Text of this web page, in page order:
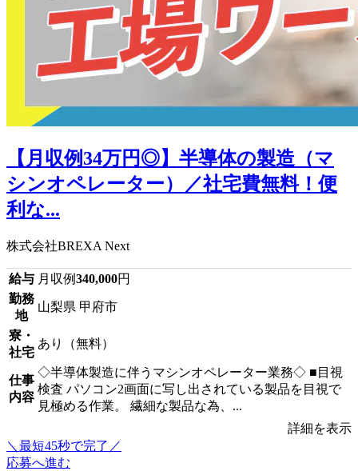
【月収例34万円◎】半導体の製造（マ
シンオペレーター）／社宅費無料！便
利な...
株式会社BREXA Next
給与 月収例340,000円
勤務
地
山梨県 甲府市
寮・
社宅
あり（無料）
仕事
内容
◇半導体製造に伴うマシンオペレーター業務◇ ■目視
検査 パソコン2画面に写し出されている製品を目視で
見極める作業。 繊細な製品な為、...
詳細を表示
＼最短45秒で完了／
応募へ進む